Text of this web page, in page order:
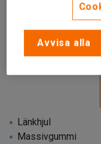
Länkhjul
Massivgummi
Avvisa alla